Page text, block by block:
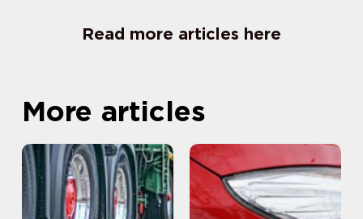
Read more articles here
More articles